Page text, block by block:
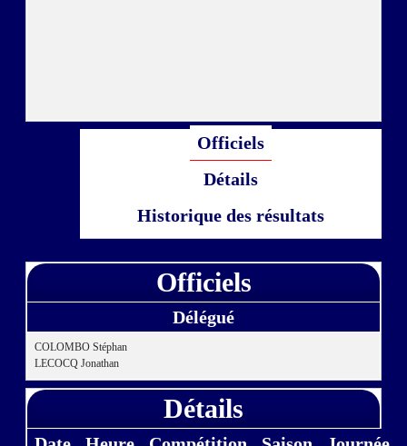
Officiels
Détails
Historique des résultats
Officiels
Délégué
COLOMBO Stéphan
LECOCQ Jonathan
Détails